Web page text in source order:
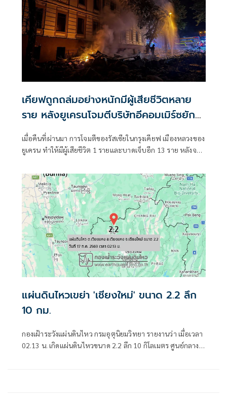
เคียฟถูกถล่มอย่างหนักมีผู้เสียชีวิตหลาย
ราย หลังยูเครนโจมตีบริษัทอีคอมเมิร์ซยักษ์
ใหญ่ของรัสเซีย
เมื่อคืนที่ผ่านมา การโจมตีของรัสเซียในกรุงเคียฟ เมืองหลวงของ
ยูเครน ทำให้มีผู้เสียชีวิต 1 รายและบาดเจ็บอีก 13 ราย หลังจาก
แผ่นดินไหวเขย่า 'เชียงใหม่' ขนาด 2.2 ลึก
10 กม.
กองเฝ้าระวังแผ่นดินไหว กรมอุตุนิยมวิทยา รายงานว่า เมื่อเวลา
02.13 น. เกิดแผ่นดินไหวขนาด 2.2 ลึก 10 กิโลเมตร ศูนย์กลาง